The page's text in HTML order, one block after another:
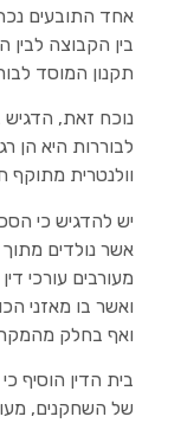
אחד התובעים
בין הקבוצה לבין
תקנון המוסד
נוכח זאת, הדגיש
לבוררות היא הן
וולנטרית
יש להדגיש כי
אשר נולדים
מעורבים עורכי
ואשר בו מאזני
ואף בחלק
בית הדין הוסיף
של השחקנים,